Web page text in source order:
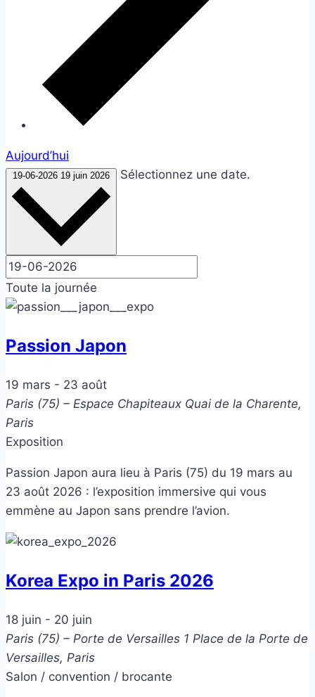
Aujourd’hui
19-06-2026 19 juin 2026 Sélectionnez une date.
Toute la journée
Passion Japon
19 mars - 23 août
Paris (75) – Espace Chapiteaux Quai de la Charente,
Paris
Exposition
Passion Japon aura lieu à Paris (75) du 19 mars au
23 août 2026 : l’exposition immersive qui vous
emmène au Japon sans prendre l’avion.
Korea Expo in Paris 2026
18 juin - 20 juin
Paris (75) – Porte de Versailles 1 Place de la Porte de
Versailles, Paris
Salon / convention / brocante